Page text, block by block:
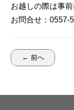
お越しの際は事
お問合せ：0557-
← 前へ